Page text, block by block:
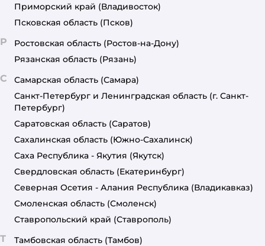
Приморский край (Владивосток)
Псковская область (Псков)
Р Ростовская область (Ростов-на-Дону)
Рязанская область (Рязань)
С Самарская область (Самара)
Санкт-Петербург и Ленинградская область (г. Санкт-
Петербург)
Саратовская область (Саратов)
Сахалинская область (Южно-Сахалинск)
Саха Республика - Якутия (Якутск)
Свердловская область (Екатеринбург)
Северная Осетия - Алания Республика (Владикавказ)
Смоленская область (Смоленск)
Ставропольский край (Ставрополь)
Т Тамбовская область (Тамбов)